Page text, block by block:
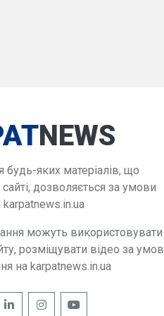
NEWS
будь-яких матеріалів, що
дозволяється за умови
можуть використовувати
розміщувати відео за
на karpatnews.in.ua